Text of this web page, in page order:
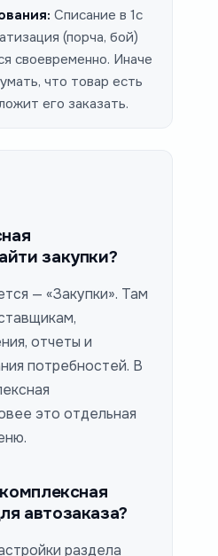
Списание в 1с
(порча, бой)
своевременно. Иначе
что товар есть
его заказать.
закупки?
— «Закупки». Там
отчеты и
потребностей. В
это отдельная
автозаказа?
раздела